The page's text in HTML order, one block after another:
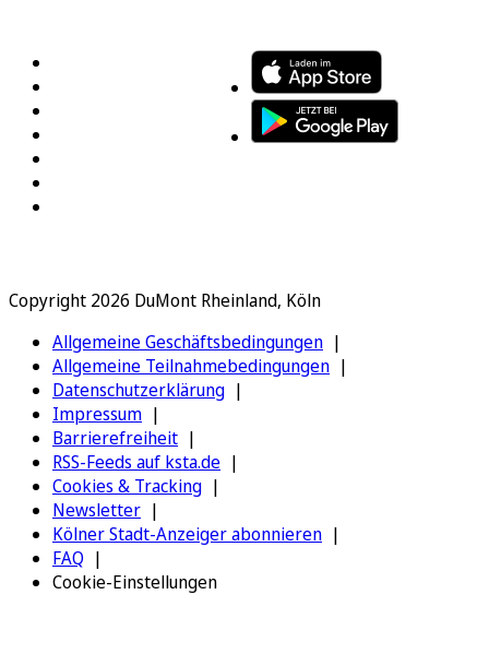
Copyright 2026 DuMont Rheinland, Köln
Allgemeine Geschäftsbedingungen
Allgemeine Teilnahmebedingungen
Datenschutzerklärung
Impressum
Barrierefreiheit
RSS-Feeds auf ksta.de
Cookies & Tracking
Newsletter
Kölner Stadt-Anzeiger abonnieren
FAQ
Cookie-Einstellungen